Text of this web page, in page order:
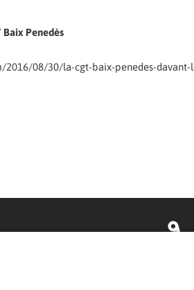
Baix Penedès
08/30/la-cgt-baix-penedes-